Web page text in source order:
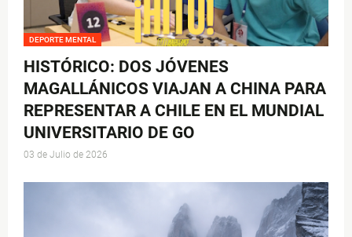
DEPORTE MENTAL
HISTÓRICO: DOS JÓVENES
MAGALLÁNICOS VIAJAN A CHINA PARA
REPRESENTAR A CHILE EN EL MUNDIAL
UNIVERSITARIO DE GO
03 de Julio de 2026